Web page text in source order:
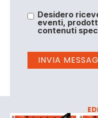
Desidero
eventi,
contenuti